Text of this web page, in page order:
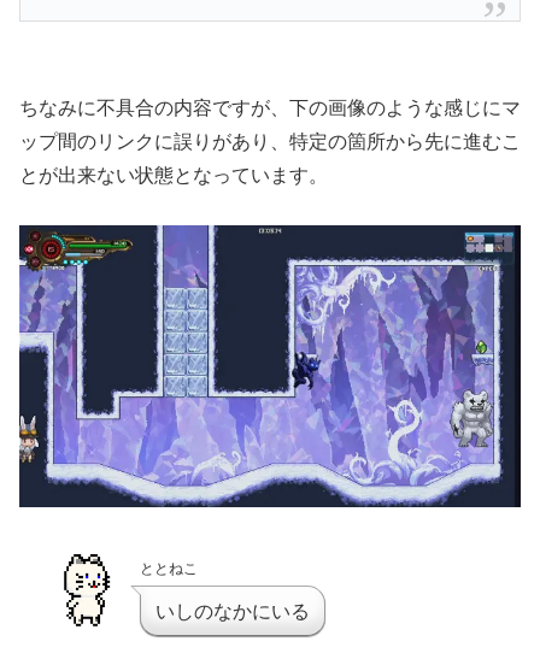
ちなみに不具合の内容ですが、下の画像のような感じにマ
ップ間のリンクに誤りがあり、特定の箇所から先に進むこ
とが出来ない状態となっています。
ととねこ
いしのなかにいる